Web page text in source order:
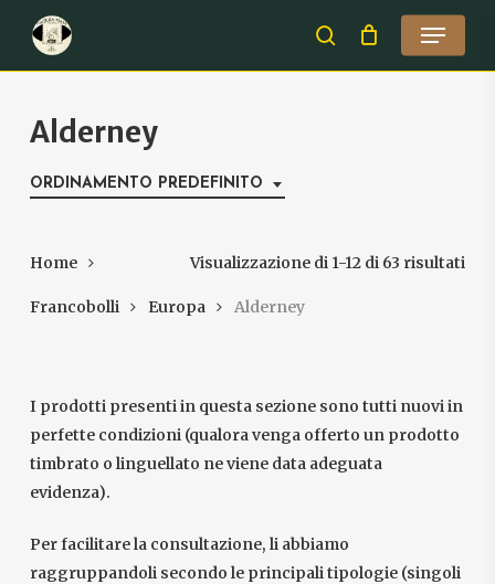
main
search
Menu
Alderney
ORDINAMENTO PREDEFINITO
Visualizzazione di 1-12 di 63 risultati
Home
Francobolli Europa Alderney
I prodotti presenti in questa sezione sono tutti nuovi in
perfette condizioni (qualora venga offerto un prodotto
timbrato o linguellato ne viene data adeguata
evidenza).
Per facilitare la consultazione, li abbiamo
raggruppandoli secondo le principali tipologie (singoli
Close